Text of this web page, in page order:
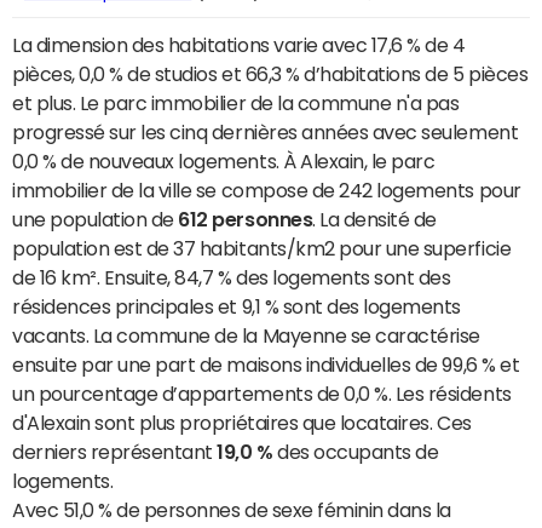
La dimension des habitations varie avec 17,6 % de 4
pièces, 0,0 % de studios et 66,3 % d’habitations de 5 pièces
et plus. Le parc immobilier de la commune n'a pas
progressé sur les cinq dernières années avec seulement
0,0 % de nouveaux logements. À Alexain, le parc
immobilier de la ville se compose de 242 logements pour
une population de 612 personnes. La densité de
population est de 37 habitants/km2 pour une superficie
de 16 km². Ensuite, 84,7 % des logements sont des
résidences principales et 9,1 % sont des logements
vacants. La commune de la Mayenne se caractérise
ensuite par une part de maisons individuelles de 99,6 % et
un pourcentage d’appartements de 0,0 %. Les résidents
d'Alexain sont plus propriétaires que locataires. Ces
derniers représentant19,0 % des occupants de
logements.
Avec 51,0 % de personnes de sexe féminin dans la